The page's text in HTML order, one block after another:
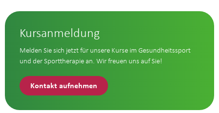
Kursanmeldung
Melden Sie sich jetzt für unsere Kurse im Gesundheitssport
und der Sporttherapie an. Wir freuen uns auf Sie!
Kontakt aufnehmen